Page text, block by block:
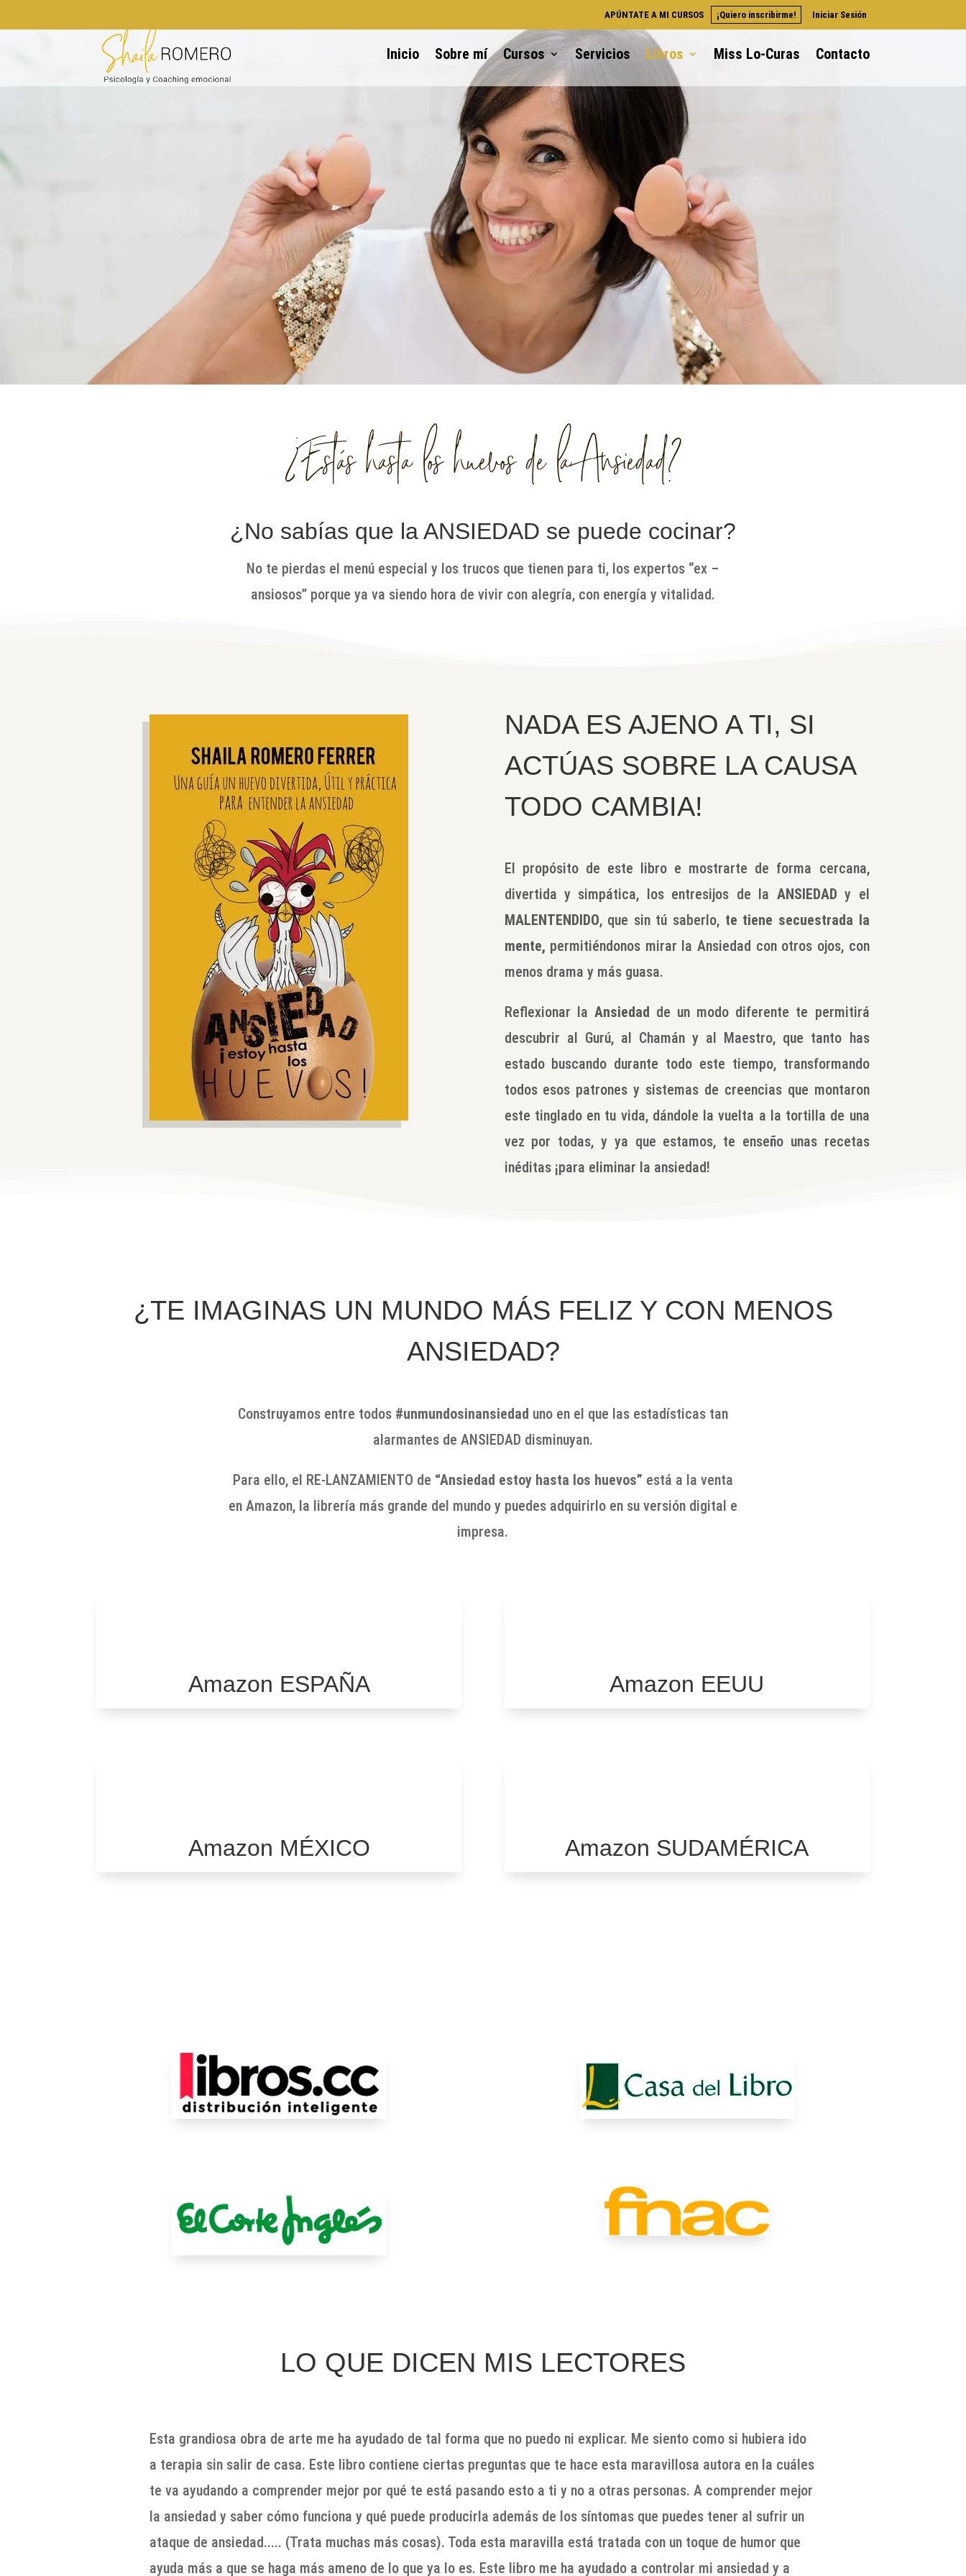
APÚNTATE A MI CURSOS ¡Quiero inscribirme! Iniciar Sesión
Inicio Sobre mí Cursos Servicios Libros Miss Lo-Curas Contacto
¿Estás hasta los huevos de la Ansiedad?
¿No sabías que la ANSIEDAD se puede cocinar?
No te pierdas el menú especial y los trucos que tienen para ti, los expertos “ex –
ansiosos” porque ya va siendo hora de vivir con alegría, con energía y vitalidad.
NADA ES AJENO A TI, SI
ACTÚAS SOBRE LA CAUSA
TODO CAMBIA!
El propósito de este libro e mostrarte de forma cercana,
divertida y simpática, los entresijos de la ANSIEDAD y el
MALENTENDIDO, que sin tú saberlo, te tiene secuestrada la
mente, permitiéndonos mirar la Ansiedad con otros ojos, con
menos drama y más guasa.
Reflexionar la Ansiedad de un modo diferente te permitirá
descubrir al Gurú, al Chamán y al Maestro, que tanto has
estado buscando durante todo este tiempo, transformando
todos esos patrones y sistemas de creencias que montaron
este tinglado en tu vida, dándole la vuelta a la tortilla de una
vez por todas, y ya que estamos, te enseño unas recetas
inéditas ¡para eliminar la ansiedad!
¿TE IMAGINAS UN MUNDO MÁS FELIZ Y CON MENOS
ANSIEDAD?
Construyamos entre todos #unmundosinansiedad uno en el que las estadísticas tan
alarmantes de ANSIEDAD disminuyan.
Para ello, el RE-LANZAMIENTO de “Ansiedad estoy hasta los huevos” está a la venta
en Amazon, la librería más grande del mundo y puedes adquirirlo en su versión digital e
impresa.
Amazon ESPAÑA Amazon EEUU
Amazon MÉXICO Amazon SUDAMÉRICA
LO QUE DICEN MIS LECTORES
Esta grandiosa obra de arte me ha ayudado de tal forma que no puedo ni explicar. Me siento como si hubiera ido
a terapia sin salir de casa. Este libro contiene ciertas preguntas que te hace esta maravillosa autora en la cuáles
te va ayudando a comprender mejor por qué te está pasando esto a ti y no a otras personas. A comprender mejor
la ansiedad y saber cómo funciona y qué puede producirla además de los síntomas que puedes tener al sufrir un
ataque de ansiedad..... (Trata muchas más cosas). Toda esta maravilla está tratada con un toque de humor que
ayuda más a que se haga más ameno de lo que ya lo es. Este libro me ha ayudado a controlar mi ansiedad y a